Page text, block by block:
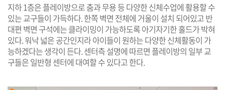
지하 1층은 플레이방으로 춤과 무용 등 다양한 신체수업에 활용할 수
있는 교구들이 가득하다. 한쪽 벽면 전체에 거울이 설치 되어있고 반
대편 벽면 구석에는 클라이밍이 가능하도록 아기자기한 홀드가 박혀
있다. 워낙 넓은 공간인지라 아이들이 원하는 다양한 신체활동이 가
능하겠다는 생각이 든다. 센터측 설명에 따르면 플레이방의 일부 교
구들은 일반형 센터에 대여할 수 있다고 한다.